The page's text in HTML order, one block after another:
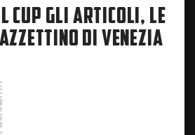
CUP GLI ARTICOLI, LE
DI VENEZIA